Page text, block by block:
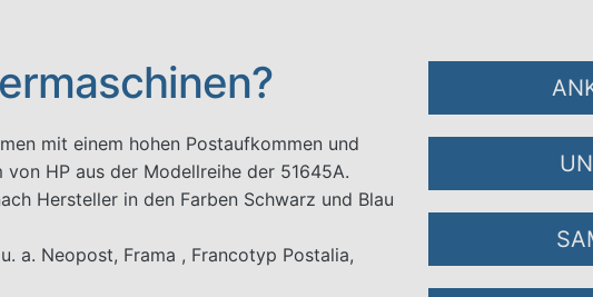
mit einem hohen Postaufkommen und
HP aus der Modellreihe der 51645A.
Hersteller in den Farben Schwarz und Blau
a. Neopost, Frama , Francotyp Postalia,